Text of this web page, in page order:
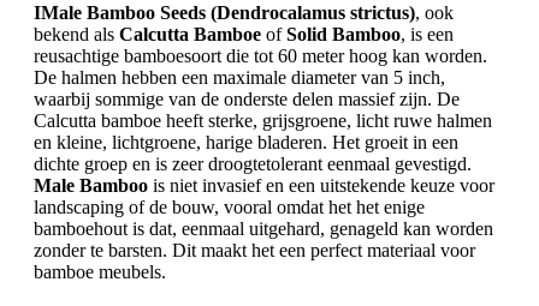
IMale Bamboo Seeds (Dendrocalamus strictus), ook
bekend als Calcutta Bamboe ofSolid Bamboo, is een
reusachtige bamboesoort die tot 60 meter hoog kan worden.
De halmen hebben een maximale diameter van 5 inch,
waarbij sommige van de onderste delen massief zijn. De
Calcutta bamboe heeft sterke, grijsgroene, licht ruwe halmen
en kleine, lichtgroene, harige bladeren. Het groeit in een
dichte groep en is zeer droogtetolerant eenmaal gevestigd.
Male Bamboo is niet invasief en een uitstekende keuze voor
landscaping of de bouw, vooral omdat het het enige
bamboehout is dat, eenmaal uitgehard, genageld kan worden
zonder te barsten. Dit maakt het een perfect materiaal voor
bamboe meubels.